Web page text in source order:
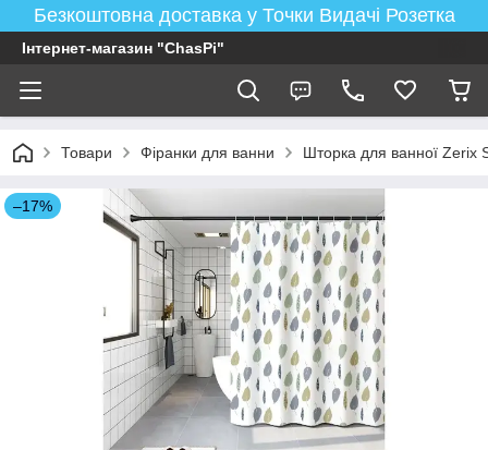
Безкоштовна доставка у Точки Видачі Розетка
Інтернет-магазин "ChasPi"
Товари Фіранки для ванни Шторка для ванної Zerix
–17%